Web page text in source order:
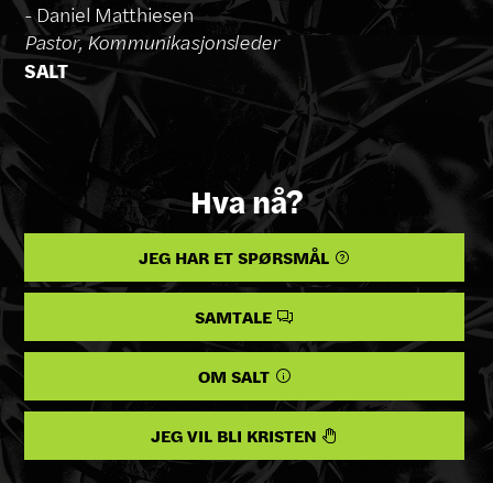
- Daniel Matthiesen
Pastor, Kommunikasjonsleder
SALT
Hva nå?
JEG HAR ET SPØRSMÅL 
SAMTALE 
OM SALT 
JEG VIL BLI KRISTEN 